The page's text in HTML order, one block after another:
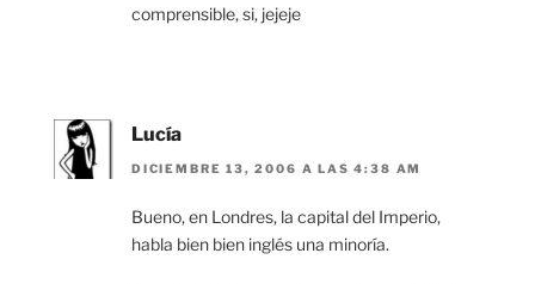
comprensible, si, jejeje
Lucía
DICIEMBRE 13, 2006 A LAS 4:38 AM
Bueno, en Londres, la capital del Imperio,
habla bien bien inglés una minoría.